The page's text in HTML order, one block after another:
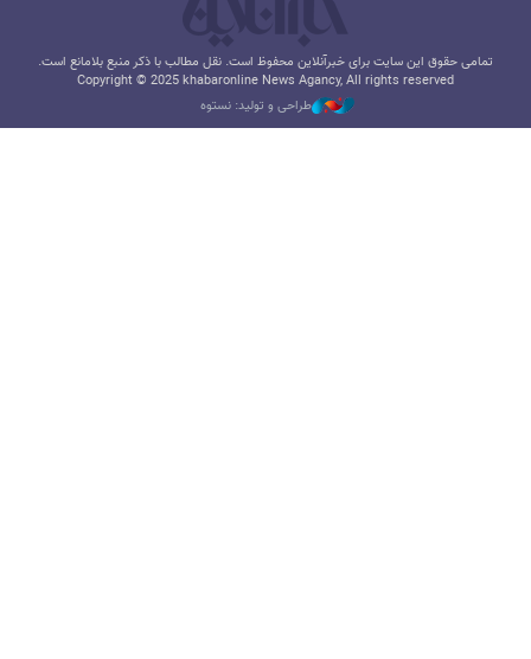
تمامی حقوق این سایت برای خبرآنلاین محفوظ است. نقل مطالب با ذکر منبع بلامانع است.
Copyright © 2025 khabaronline News Agancy, All rights reserved
طراحی و تولید: نستوه